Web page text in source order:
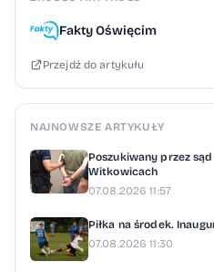
Fakty Oświęcim
Przejdź do artykułu
NAJNOWSZE ARTYKUŁY
Poszukiwany przez
Witkowicach
07.08.2026 11:57
Piłka na środek.
07.08.2026 11:30